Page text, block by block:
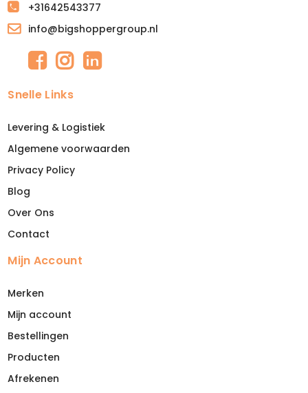
+31642543377
info@bigshoppergroup.nl
Snelle Links
Levering & Logistiek
Algemene voorwaarden
Privacy Policy
Blog
Over Ons
Contact
Mijn Account
Merken
Mijn account
Bestellingen
Producten
Afrekenen